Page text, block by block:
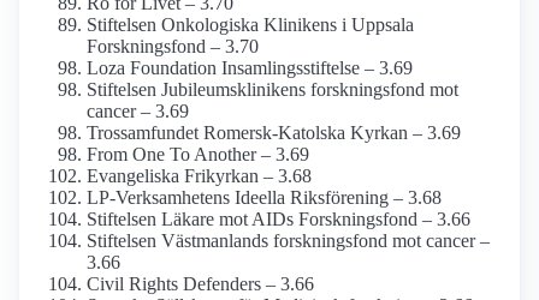
Stiftelsen Onkologiska Klinikens i Uppsala
Forskningsfond – 3.70
Loza Foundation Insamlings­stiftelse – 3.69
Stiftelsen Jubileums­klinikens forsknings­fond mot
cancer – 3.69
Trossamfundet Romersk-Katolska Kyrkan – 3.69
From One To Another – 3.69
Evangeliska Frikyrkan – 3.68
LP-Verksamhetens Ideella Riksförening – 3.68
Stiftelsen Läkare mot AIDs Forsknings­fond – 3.66
Stiftelsen Västmanlands forskningsfond mot cancer –
3.66
Civil Rights Defenders – 3.66